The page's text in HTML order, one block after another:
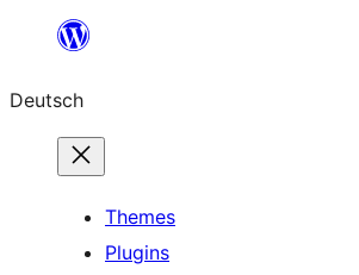
springen
Deutsch
Themes
Plugins